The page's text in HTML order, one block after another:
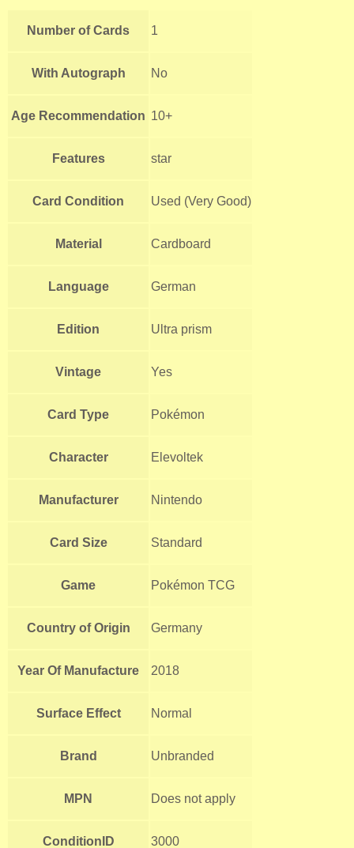
Number of Cards 1
With Autograph No
Age Recommendation 10+
Features star
Card Condition Used (Very Good)
Material Cardboard
Language German
Edition Ultra prism
Vintage Yes
Card Type Pokémon
Character Elevoltek
Manufacturer Nintendo
Card Size Standard
Game Pokémon TCG
Country of Origin Germany
Year Of Manufacture 2018
Surface Effect Normal
Brand Unbranded
MPN Does not apply
ConditionID 3000